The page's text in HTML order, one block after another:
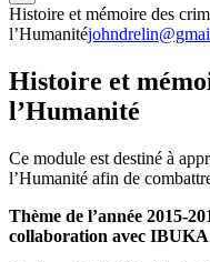
Histoire et mémoire des
l’Humanité
Histoire et
l’Humanité
Ce module est destiné à
l’Humanité afin de
Thème de l’année 2015-
collaboration avec